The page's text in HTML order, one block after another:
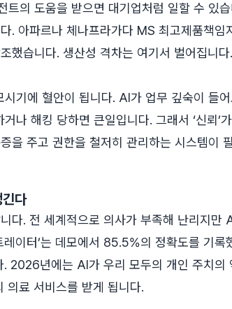
의 도움을 받으면 대기업처럼 일할 수 있
. 아파르나 체나프라가다 MS 최고제품책
했습니다. 생산성 격차는 여기서 벌어집니다.
기에 혈안이 됩니다. AI가 업무 깊숙이 들
나 해킹 당하면 큰일입니다. 그래서 ‘신뢰’
을 주고 권한을 철저히 관리하는 시스템이
다
다. 전 세계적으로 의사가 부족해 난리지만
이터’는 데모에서 85.5%의 정확도를 기록
2026년에는 AI가 우리 모두의 개인 주치의
의료 서비스를 받게 됩니다.